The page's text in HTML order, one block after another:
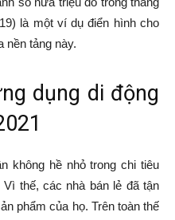
là một ví dụ điển hình cho
nền tảng này.
dụng di động
không hề nhỏ trong chi tiêu
thế, các nhà bán lẻ đã tận
phẩm của họ. Trên toàn thế